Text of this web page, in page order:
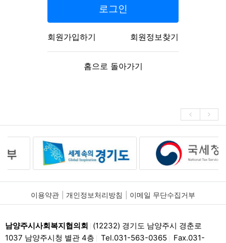
로그인
회원가입하기 회원정보찾기
홈으로 돌아가기
이용약관 개인정보처리방침 이메일 무단수집거부
남양주시사회복지협의회
(12232) 경기도 남양주시 경춘로
1037 남양주시청 별관 4층
Tel.031-563-0365 Fax.031-